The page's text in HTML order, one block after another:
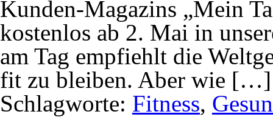
Kunden-Magazins „Mein
kostenlos ab 2. Mai in
am Tag empfiehlt die
fit zu bleiben. Aber wie […]
Schlagworte: Fitness,